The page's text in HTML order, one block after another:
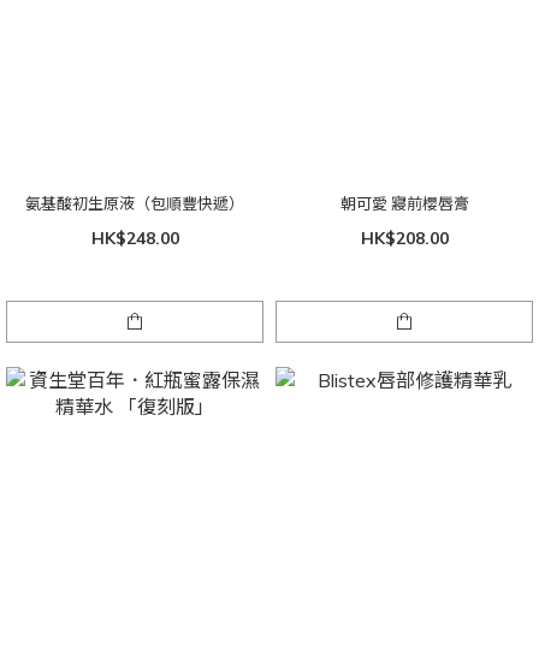
氨基酸初生原液（包順豐快遞）
HK$248.00
朝可愛 寢前櫻唇膏
HK$208.00